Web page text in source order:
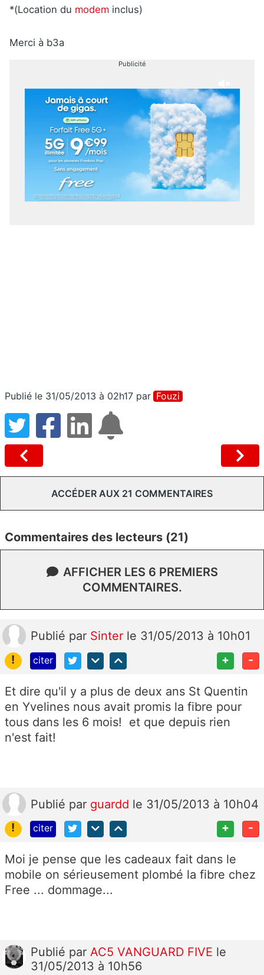
*(Location du modem inclus)
Merci à b3a
Publicité
Publié le 31/05/2013 à 02h17 par Fouzi
ACCÉDER AUX 21 COMMENTAIRES
Commentaires des lecteurs (21)
AFFICHER LES 6 PREMIERS
COMMENTAIRES.
Publié par Sinter le 31/05/2013 à 10h01
!
citer + -
Et dire qu'il y a plus de deux ans St Quentin
en Yvelines nous avait promis la fibre pour
tous dans les 6 mois! et que depuis rien
n'est fait!
Publié par guardd le 31/05/2013 à 10h04
!
citer + -
Moi je pense que les cadeaux fait dans le
mobile on sérieusement plombé la fibre chez
Free ... dommage...
Publié par AC5 VANGUARD FIVE le
31/05/2013 à 10h56